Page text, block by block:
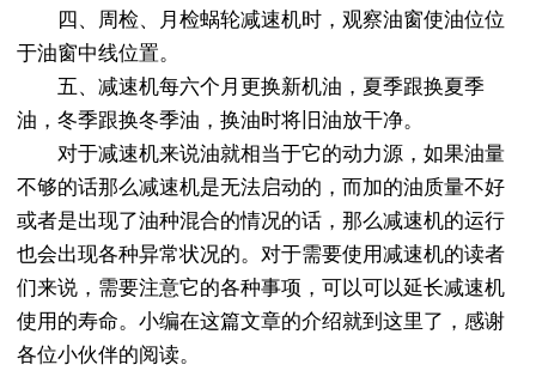
四、周检、月检蜗轮减速机时，观察油窗使油位位
于油窗中线位置。
五、减速机每六个月更换新机油，夏季跟换夏季
油，冬季跟换冬季油，换油时将旧油放干净。
对于减速机来说油就相当于它的动力源，如果油量
不够的话那么减速机是无法启动的，而加的油质量不好
或者是出现了油种混合的情况的话，那么减速机的运行
也会出现各种异常状况的。对于需要使用减速机的读者
们来说，需要注意它的各种事项，可以可以延长减速机
使用的寿命。小编在这篇文章的介绍就到这里了，感谢
各位小伙伴的阅读。